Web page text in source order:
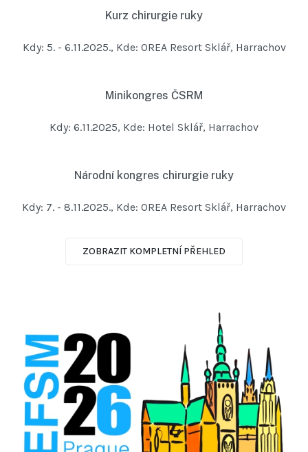
Kurz chirurgie ruky
Kdy: 5. - 6.11.2025., Kde: OREA Resort Sklář, Harrachov
Minikongres ČSRM
Kdy: 6.11.2025, Kde: Hotel Sklář, Harrachov
Národní kongres chirurgie ruky
Kdy: 7. - 8.11.2025., Kde: OREA Resort Sklář, Harrachov
ZOBRAZIT KOMPLETNÍ PŘEHLED